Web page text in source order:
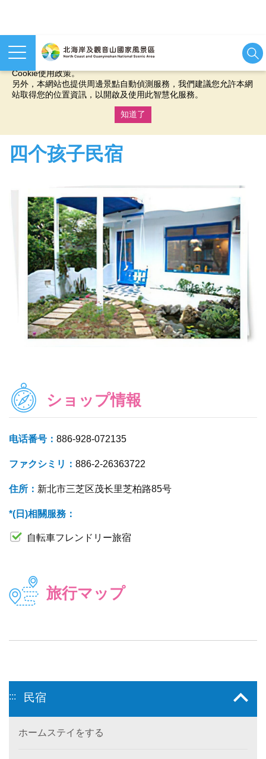
本網站使用cookies等相關技術以持續優化網站服務，並有助於為
您提供更佳的體驗，當您繼續使用本網站即表示您同意我們的
Cookie使用政策。
另外，本網站也提供周邊景點自動偵測服務，我們建議您允許本網
站取得您的位置資訊，以開啟及使用此智慧化服務。
知道了
四个孩子民宿
ショップ情報
电话番号： 886-928-072135
ファクシミリ： 886-2-26363722
住所： 新北市三芝区茂长里芝柏路85号
*(日)相關服務：
自転車フレンドリー旅宿
旅行マップ
::: 民宿
ホームステイをする